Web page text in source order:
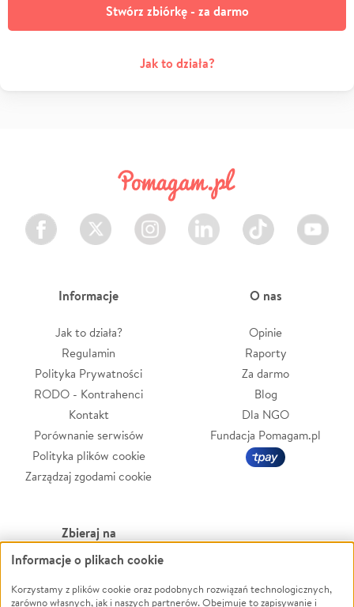
Stwórz zbiórkę - za darmo
Jak to działa?
Facebook Twitter Instagram LinkedIn TikTok Youtube
Informacje
Jak to działa?
Regulamin
Polityka Prywatności
RODO - Kontrahenci
Kontakt
Porównanie serwisów
Polityka plików cookie
Zarządzaj zgodami cookie
O nas
Opinie
Raporty
Za darmo
Blog
Dla NGO
Fundacja Pomagam.pl
Zbieraj na
Leczenie
Zwierzęta
Powódź
Informacje o plikach cookie
Korzystamy z plików cookie oraz podobnych rozwiązań technologicznych,
zarówno własnych, jak i naszych partnerów. Obejmuje to zapisywanie i